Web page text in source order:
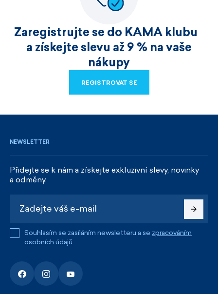
Zaregistrujte se do KAMA klubu
a získejte slevu až 9 % na vaše
nákupy
REGISTROVAT SE
NEWSLETTER
Přidejte se k nám a získejte exkluzivní slevy, novinky
a odměny.
Souhlasím se zasíláním newsletteru a se zpracováním
osobních údajů.